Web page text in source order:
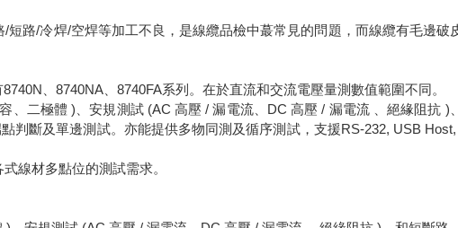
路/冷焊/空焊等加工不良，是線纜品檢中蕞常見的問題，而線纜有毛邊破
、8740NA、8740FA系列。在於直流和交流電壓量測數值範圍不同。
、二極體 )、安規測試 (AC 高壓 / 漏電流、DC 高壓 / 漏電流 、絕緣阻抗 )
判斷及單邊測試。亦能提供多物同測及循序測試，支援RS-232, USB
線材多點位的測試需求。